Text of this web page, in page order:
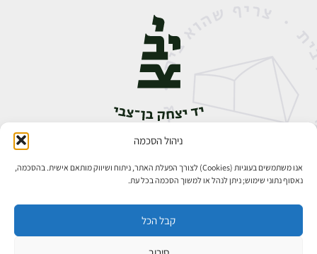
ניהול הסכמה
אנו משתמשים בעוגיות (Cookies) לצורך הפעלת האתר, ניתוח ושיווק מותאם אישית. בהסכמה,
נאסוף נתוני שימוש; ניתן לנהל או למשוך הסכמה בכל עת.
קבל הכל
אבן גבירול 14, רחביה, ירושלים